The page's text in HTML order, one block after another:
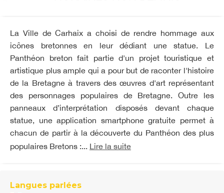
La Ville de Carhaix a choisi de rendre hommage aux
icônes bretonnes en leur dédiant une statue. Le
Panthéon breton fait partie d'un projet touristique et
artistique plus ample qui a pour but de raconter l'histoire
de la Bretagne à travers des œuvres d'art représentant
des personnages populaires de Bretagne. Outre les
panneaux d’interprétation disposés devant chaque
statue, une application smartphone gratuite permet à
chacun de partir à la découverte du Panthéon des plus
populaires Bretons :... Lire la suite
Langues parlées